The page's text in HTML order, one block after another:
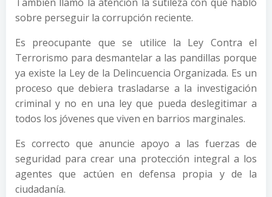
sobre perseguir la corrupción reciente.
Es preocupante que se utilice la Ley Contra el
Terrorismo para desmantelar a las pandillas porque
ya existe la Ley de la Delincuencia Organizada. Es un
proceso que debiera trasladarse a la investigación
criminal y no en una ley que pueda deslegitimar a
todos los jóvenes que viven en barrios marginales.
Es correcto que anuncie apoyo a las fuerzas de
seguridad para crear una protección integral a los
agentes que actúen en defensa propia y de la
ciudadanía.